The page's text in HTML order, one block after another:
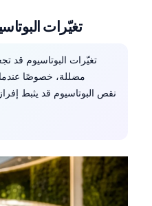
تغيّرات
تغيّرات البوتاسيوم قد